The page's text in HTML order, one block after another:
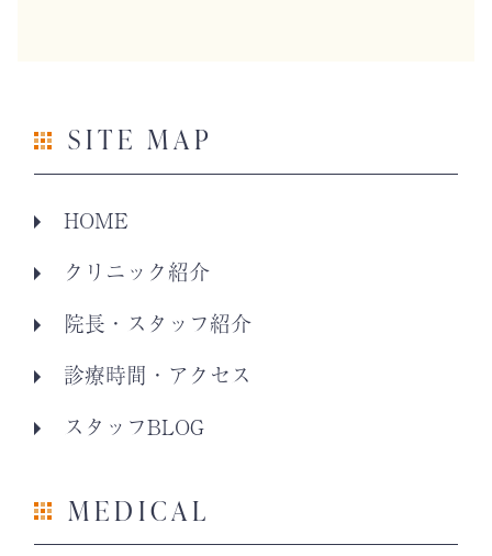
SITE MAP
HOME
クリニック紹介
院長・スタッフ紹介
診療時間・アクセス
スタッフBLOG
MEDICAL